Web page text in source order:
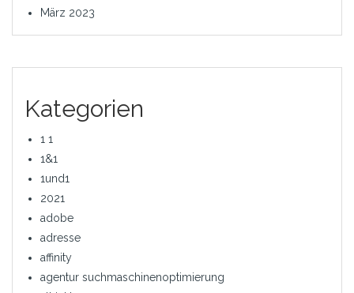
März 2023
Kategorien
1 1
1&1
1und1
2021
adobe
adresse
affinity
agentur suchmaschinenoptimierung